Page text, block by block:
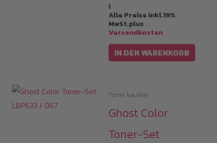
i
Alle Preise inkl.19%
MwSt.plus
Versandkosten
IN DEN WARENKORB
Toner kaufen
Ghost Color
Toner-Set